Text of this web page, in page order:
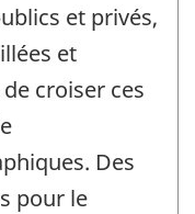
et privés,
et
croiser ces
Des
pour le